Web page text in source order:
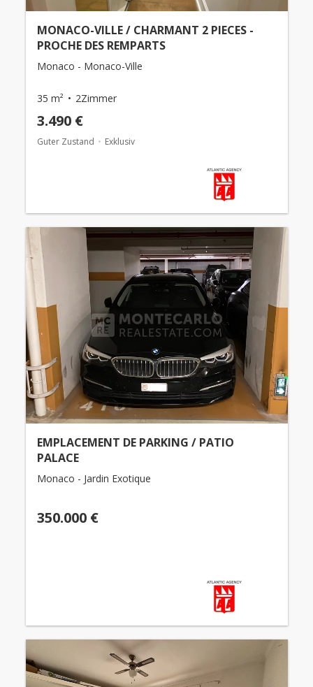
MONACO-VILLE / CHARMANT 2 PIECES -
PROCHE DES REMPARTS
Monaco - Monaco-Ville
35 m² 2Zimmer
3.490 €
Guter Zustand Exklusiv
EMPLACEMENT DE PARKING / PATIO
PALACE
Monaco - Jardin Exotique
350.000 €